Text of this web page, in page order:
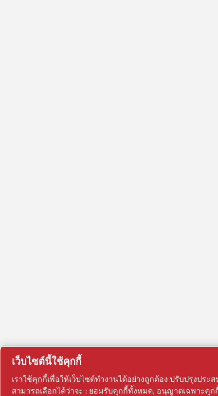
เว็บไซต์นี้ใช้คุกกี้
เราใช้คุกกี้เพื่อให้เว็บไซต์ทำงานได้อย่างถูกต้อง ปรับปรุงป
สามารถเลือกได้ว่าจะ : ยอมรับคุกกี้ทั้งหมด, อนุญาตเฉพาะคุก